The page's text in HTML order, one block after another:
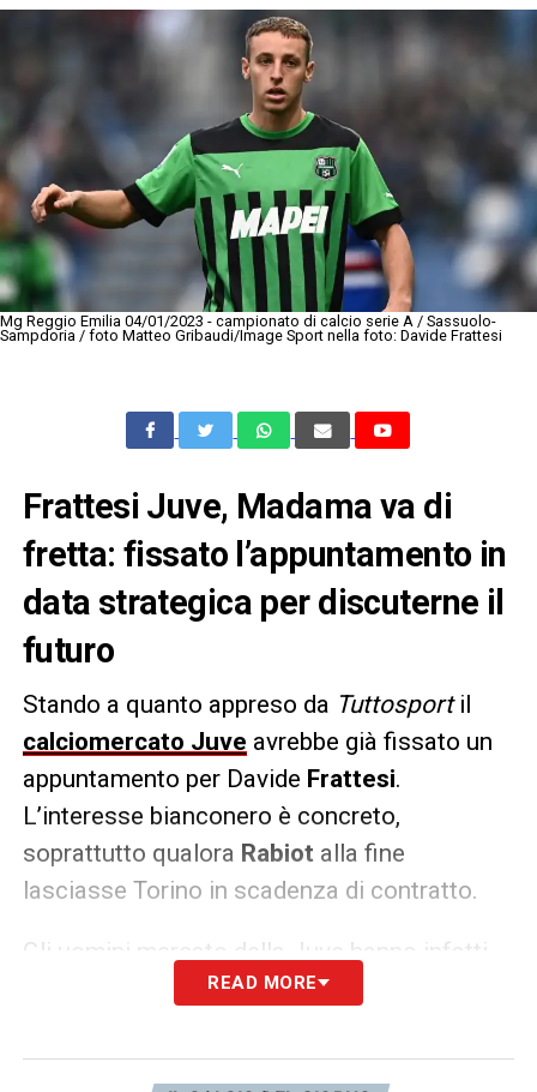
Mg Reggio Emilia 04/01/2023 - campionato di calcio serie A / Sassuolo-
Sampdoria / foto Matteo Gribaudi/Image Sport nella foto: Davide Frattesi
Frattesi Juve, Madama va di
fretta: fissato l’appuntamento in
data strategica per discuterne il
futuro
Stando a quanto appreso da Tuttosportil
calciomercato Juve avrebbe già fissato un
appuntamento per Davide Frattesi.
L’interesse bianconero è concreto,
soprattutto qualora Rabiot alla fine
lasciasse Torino in scadenza di contratto.
Gli uomini mercato della Juve hanno infatti
nuovo confronto con i suoi
ancora stabilita con precisione, ma sarà
READ MORE